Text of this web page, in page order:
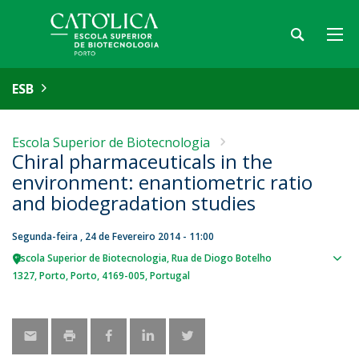
ESB
Escola Superior de Biotecnologia
Chiral pharmaceuticals in the
environment: enantiometric ratio
and biodegradation studies
Segunda-feira , 24 de Fevereiro 2014 - 11:00
Escola Superior de Biotecnologia Rua de Diogo Botelho
1327 Porto Porto 4169-005 Portugal